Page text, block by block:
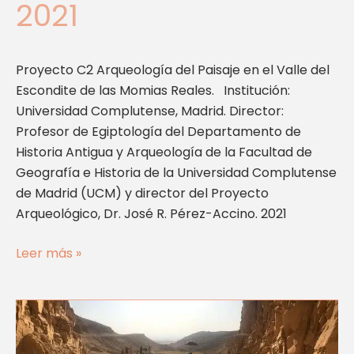
2021
Proyecto C2 Arqueología del Paisaje en el Valle del
Escondite de las Momias Reales. Institución:
Universidad Complutense, Madrid. Director:
Profesor de Egiptología del Departamento de
Historia Antigua y Arqueología de la Facultad de
Geografía e Historia de la Universidad Complutense
de Madrid (UCM) y director del Proyecto
Arqueológico, Dr. José R. Pérez-Accino. 2021
Leer más »
Proyecto
C2